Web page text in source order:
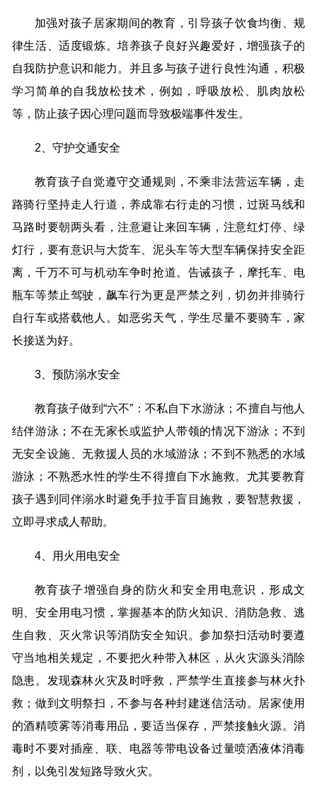
加强对孩子居家期间的教育，引导孩子饮食均衡、规
律生活、适度锻炼。培养孩子良好兴趣爱好，增强孩子的
自我防护意识和能力。并且多与孩子进行良性沟通，积极
学习简单的自我放松技术，例如，呼吸放松、肌肉放松
等，防止孩子因心理问题而导致极端事件发生。
2、守护交通安全
教育孩子自觉遵守交通规则，不乘非法营运车辆，走
路骑行坚持走人行道，养成靠右行走的习惯，过斑马线和
马路时要朝两头看，注意避让来回车辆，注意红灯停、绿
灯行，要有意识与大货车、泥头车等大型车辆保持安全距
离，千万不可与机动车争时抢道。告诫孩子，摩托车、电
瓶车等禁止驾驶，飙车行为更是严禁之列，切勿并排骑行
自行车或搭载他人。如恶劣天气，学生尽量不要骑车，家
长接送为好。
3、预防溺水安全
教育孩子做到“六不”：不私自下水游泳；不擅自与他人
结伴游泳；不在无家长或监护人带领的情况下游泳；不到
无安全设施、无救援人员的水域游泳；不到不熟悉的水域
游泳；不熟悉水性的学生不得擅自下水施救。尤其要教育
孩子遇到同伴溺水时避免手拉手盲目施救，要智慧救援，
立即寻求成人帮助。
4、用火用电安全
教育孩子增强自身的防火和安全用电意识，形成文
明、安全用电习惯，掌握基本的防火知识、消防急救、逃
生自救、灭火常识等消防安全知识。参加祭扫活动时要遵
守当地相关规定，不要把火种带入林区，从火灾源头消除
隐患。发现森林火灾及时呼救，严禁学生直接参与林火扑
救；做到文明祭扫，不参与各种封建迷信活动。居家使用
的酒精喷雾等消毒用品，要适当保存，严禁接触火源。消
毒时不要对插座、联、电器等带电设备过量喷洒液体消毒
剂，以免引发短路导致火灾。